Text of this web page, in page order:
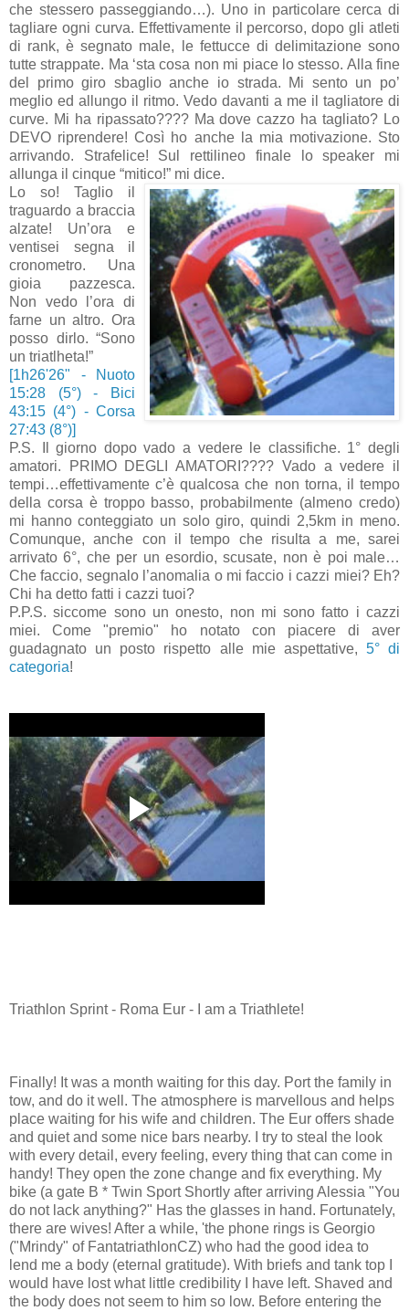
che stessero passeggiando…). Uno in particolare cerca di
tagliare ogni curva. Effettivamente il percorso, dopo gli atleti
di rank, è segnato male, le fettucce di delimitazione sono
tutte strappate. Ma ‘sta cosa non mi piace lo stesso. Alla fine
del primo giro sbaglio anche io strada. Mi sento un po’
meglio ed allungo il ritmo. Vedo davanti a me il tagliatore di
curve. Mi ha ripassato???? Ma dove cazzo ha tagliato? Lo
DEVO riprendere! Così ho anche la mia motivazione. Sto
arrivando. Strafelice! Sul rettilineo finale lo speaker mi
allunga il cinque “mitico!” mi dice.
Lo so! Taglio il
traguardo a braccia
alzate! Un’ora e
ventisei segna il
cronometro. Una
gioia pazzesca.
Non vedo l’ora di
farne un altro. Ora
posso dirlo. “Sono
un triatlheta!”
[1h26'26" - Nuoto
15:28 (5°) - Bici
43:15 (4°) - Corsa
27:43 (8°)]
P.S. Il giorno dopo vado a vedere le classifiche. 1° degli
amatori. PRIMO DEGLI AMATORI???? Vado a vedere il
tempi…effettivamente c’è qualcosa che non torna, il tempo
della corsa è troppo basso, probabilmente (almeno credo)
mi hanno conteggiato un solo giro, quindi 2,5km in meno.
Comunque, anche con il tempo che risulta a me, sarei
arrivato 6°, che per un esordio, scusate, non è poi male…
Che faccio, segnalo l’anomalia o mi faccio i cazzi miei? Eh?
Chi ha detto fatti i cazzi tuoi?
P.P.S. siccome sono un onesto, non mi sono fatto i cazzi
miei. Come "premio" ho notato con piacere di aver
guadagnato un posto rispetto alle mie aspettative, 5° di
categoria!
Triathlon Sprint - Roma Eur - I am a Triathlete!
Finally! It was a month waiting for this day. Port the family in
tow, and do it well. The atmosphere is marvellous and helps
place waiting for his wife and children. The Eur offers shade
and quiet and some nice bars nearby. I try to steal the look
with every detail, every feeling, every thing that can come in
handy! They open the zone change and fix everything. My
bike (a gate B * Twin Sport Shortly after arriving Alessia "You
do not lack anything?" Has the glasses in hand. Fortunately,
there are wives! After a while, 'the phone rings is Georgio
("Mrindy" of FantatriathlonCZ) who had the good idea to
lend me a body (eternal gratitude). With briefs and tank top I
would have lost what little credibility I have left. Shaved and
the body does not seem to him so low. Before entering the